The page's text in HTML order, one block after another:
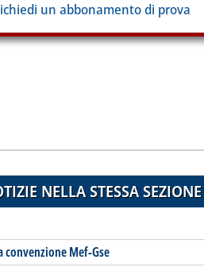
un abbonamento di prova
NELLA STESSA SEZIONE
convenzione Mef-Gse